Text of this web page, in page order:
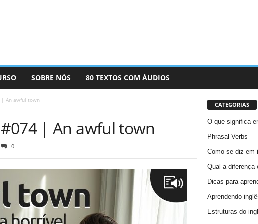
SOBRE NÓS 80 TEXTOS COM ÁUDIOS
| An awful town
| An awful town
0
CATEGORIAS
O que significa
Phrasal Verbs
Como se diz em
Qual a diferença
Dicas para
Aprendendo
Estruturas do